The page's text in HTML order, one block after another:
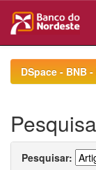
navigationDSpace - BNB
Pesquisar: